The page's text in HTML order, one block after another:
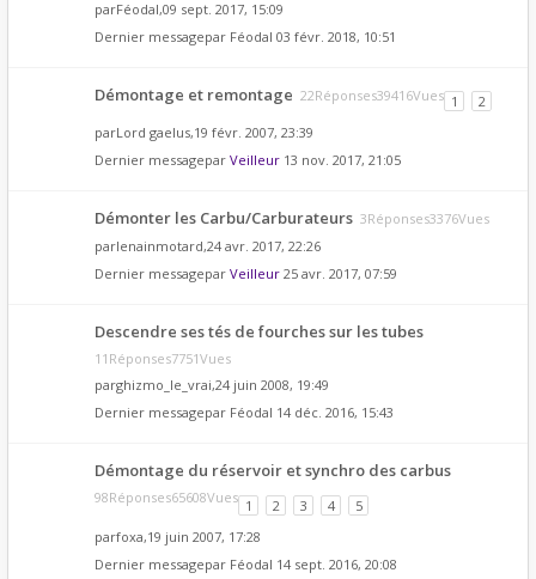
parFéodal,09 sept. 2017, 15:09
Dernier messagepar Féodal 03 févr. 2018, 10:51
Démontage et remontage 22Réponses39416Vues 1
2
parLord gaelus,19 févr. 2007, 23:39
Dernier messagepar Veilleur 13 nov. 2017, 21:05
Démonter les Carbu/Carburateurs 3Réponses3376Vues
parlenainmotard,24 avr. 2017, 22:26
Dernier messagepar Veilleur 25 avr. 2017, 07:59
Descendre ses tés de fourches sur les tubes
11Réponses7751Vues
parghizmo_le_vrai,24 juin 2008, 19:49
Dernier messagepar Féodal 14 déc. 2016, 15:43
Démontage du réservoir et synchro des carbus
98Réponses65608Vues 1 2 3 4
5
parfoxa,19 juin 2007, 17:28
Dernier messagepar Féodal 14 sept. 2016, 20:08